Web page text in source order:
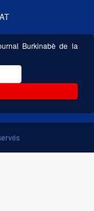
Burkinabè de la